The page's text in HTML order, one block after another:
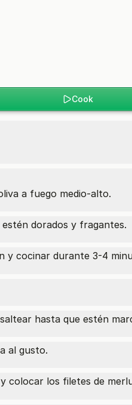
Cook
a fuego medio-alto.
dorados y fragantes.
y cocinar durante 3-4
hasta que estén
al gusto.
colocar los filetes de